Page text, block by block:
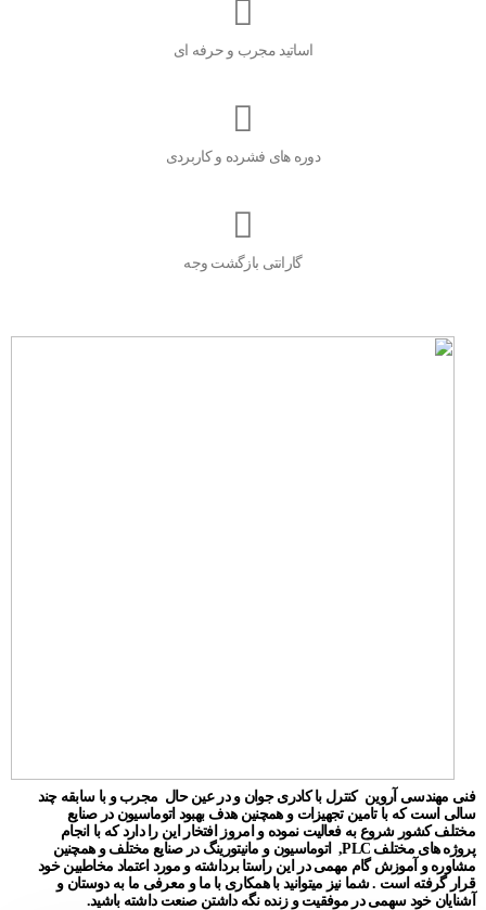
اساتید مجرب و حرفه ای
دوره های فشرده و کاربردی
گارانتی بازگشت وجه
فنی مهندسی آروین کنترل با کادری جوان و در عین حال مجرب و با سابقه چند
سالی است که با تامین تجهیزات و همچنین هدف بهبود اتوماسیون در صنایع
مختلف کشور شروع به فعالیت نموده و امروز افتخار این را دارد که با انجام
پروژه های مختلف PLC, اتوماسیون و مانیتورینگ در صنایع مختلف و همچنین
مشاوره و آموزش گام مهمی در این راستا برداشته و مورد اعتماد مخاطبین خود
قرار گرفته است . شما نیز میتوانید با همکاری با ما و معرفی ما به دوستان و
آشنایان خود سهمی در موفقیت و زنده نگه داشتن صنعت داشته باشید.